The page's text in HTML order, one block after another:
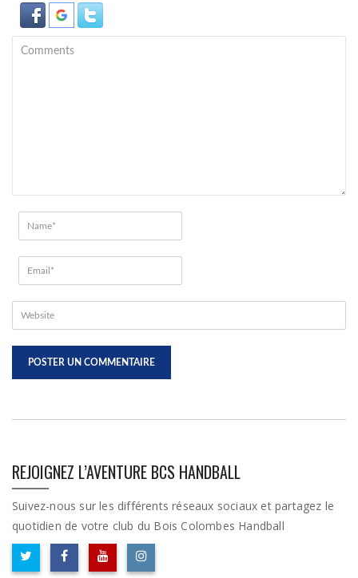
REJOIGNEZ L’AVENTURE BCS HANDBALL
Suivez-nous sur les différents réseaux sociaux et partagez le
quotidien de votre club du Bois Colombes Handball